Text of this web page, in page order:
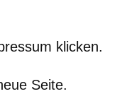
klicken.
Seite.